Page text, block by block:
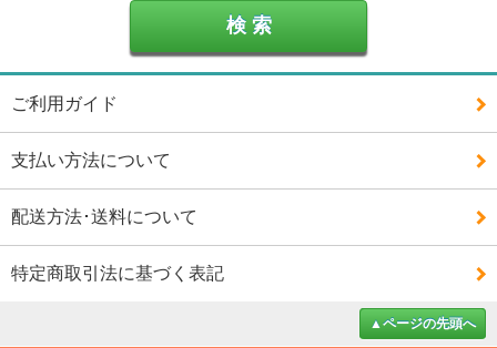
ご利用ガイド
支払い方法について
配送方法･送料について
特定商取引法に基づく表記
▲ページの先頭へ